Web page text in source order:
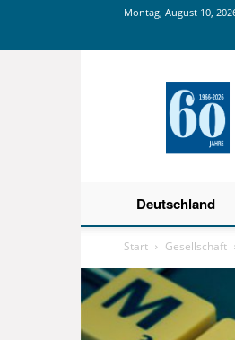
Montag, August 10,
Deutschland
Start Gesellschaft